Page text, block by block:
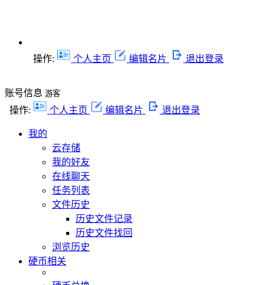
操作: 个人主页 编辑名片 退出登录
账号信息 游客
操作: 个人主页 编辑名片 退出登录
我的
云存储
我的好友
在线聊天
任务列表
文件历史
历史文件记录
历史文件找回
浏览历史
硬币相关